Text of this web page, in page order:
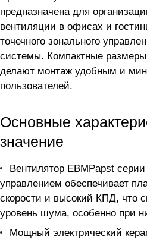
предназначена для
вентиляции в офисах и
точечного зонального
системы. Компактные
делают монтаж удобным и
пользователей.
Основные
значение
Вентилятор EBMPapst
управлением обеспечивает
скорости и высокий КПД, что
уровень шума, особенно при
Мощный электрический